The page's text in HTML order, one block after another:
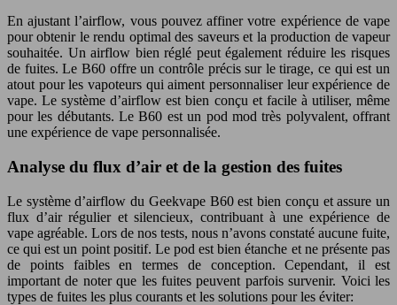
En ajustant l’airflow, vous pouvez affiner votre expérience de vape
pour obtenir le rendu optimal des saveurs et la production de vapeur
souhaitée. Un airflow bien réglé peut également réduire les risques
de fuites. Le B60 offre un contrôle précis sur le tirage, ce qui est un
atout pour les vapoteurs qui aiment personnaliser leur expérience de
vape. Le système d’airflow est bien conçu et facile à utiliser, même
pour les débutants. Le B60 est un pod mod très polyvalent, offrant
une expérience de vape personnalisée.
Analyse du flux d’air et de la gestion des fuites
Le système d’airflow du Geekvape B60 est bien conçu et assure un
flux d’air régulier et silencieux, contribuant à une expérience de
vape agréable. Lors de nos tests, nous n’avons constaté aucune fuite,
ce qui est un point positif. Le pod est bien étanche et ne présente pas
de points faibles en termes de conception. Cependant, il est
important de noter que les fuites peuvent parfois survenir. Voici les
types de fuites les plus courants et les solutions pour les éviter: